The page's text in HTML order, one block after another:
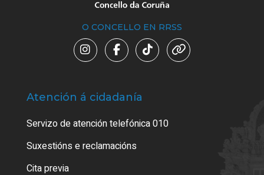
O CONCELLO EN RRSS
Atención á cidadanía
Servizo de atención telefónica 010
Suxestións e reclamacións
Cita previa